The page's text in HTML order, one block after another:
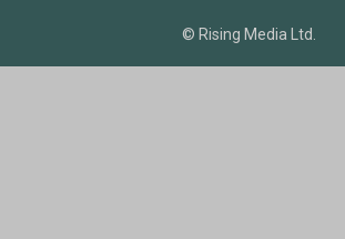
© Rising Media Ltd.